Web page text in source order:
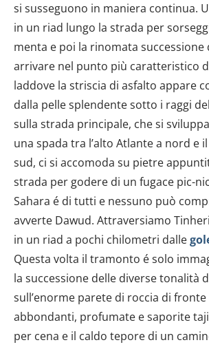
si susseguono in maniera continua.
in un riad lungo la strada per
menta e poi la rinomata
arrivare nel punto più caratteristico
laddove la striscia di asfalto appare
dalla pelle splendente sotto i raggi
sulla strada principale, che si
una spada tra l’alto Atlante a nord e il
sud, ci si accomoda su pietre
strada per godere di un fugace pic-
Sahara é di tutti e nessuno può
avverte Dawud. Attraversiamo
in un riad a pochi chilometri dalle
Questa volta il tramonto é solo
la successione delle diverse tonalità
sull’enorme parete di roccia di fronte
abbondanti, profumate e saporite
per cena e il caldo tepore di un